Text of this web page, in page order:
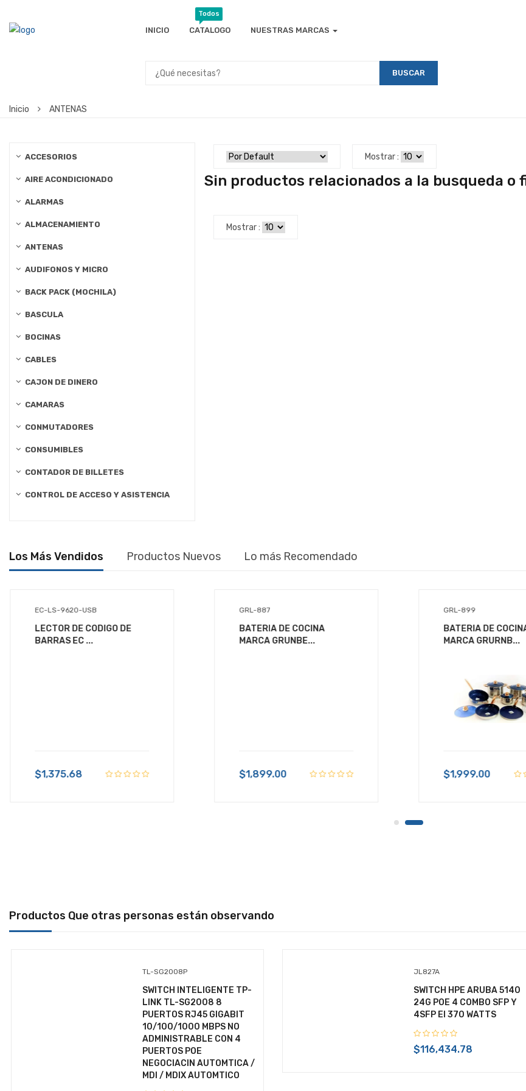
INICIO
Todos
CATALOGO NUESTRAS MARCAS
BUSCAR
Inicio ANTENAS
ACCESORIOS
AIRE ACONDICIONADO
ALARMAS
ALMACENAMIENTO
ANTENAS
AUDIFONOS Y MICRO
BACK PACK (MOCHILA)
BASCULA
BOCINAS
CABLES
CAJON DE DINERO
CAMARAS
CONMUTADORES
CONSUMIBLES
CONTADOR DE BILLETES
CONTROL DE ACCESO Y ASISTENCIA
DIGITALIZADOR
ENERGIA
EQUIPOS DE AUDIO
MALETINES
Mostrar :
Sin productos relacionados a la busqueda o
Mostrar :
Los Más Vendidos Productos Nuevos Lo más Recomendado
EC-LS-9620-USB
LECTOR DE CODIGO DE
BARRAS EC ...
$1,375.68
GRL-887
BATERIA DE COCINA
MARCA GRUNBE...
$1,899.00
GRL-899
BATERIA DE
MARCA GRURNB...
$1,999.00
Productos Que otras personas están observando
TL-SG2008P
SWITCH INTELIGENTE TP-
LINK TL-SG2008 8
PUERTOS RJ45 GIGABIT
10/100/1000 MBPS NO
ADMINISTRABLE CON 4
PUERTOS POE
NEGOCIACIN AUTOMTICA /
MDI / MDIX AUTOMTICO
JL827A
SWITCH HPE ARUBA 5140
24G POE 4 COMBO SFP Y
4SFP EI 370 WATTS
$116,434.78